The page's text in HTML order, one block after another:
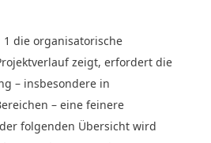
die organisatorische
zeigt, erfordert die
– insbesondere in
– eine feinere
folgenden Übersicht wird